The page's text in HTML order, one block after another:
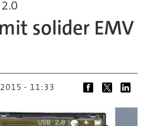
solider EMV
2015 - 11:33